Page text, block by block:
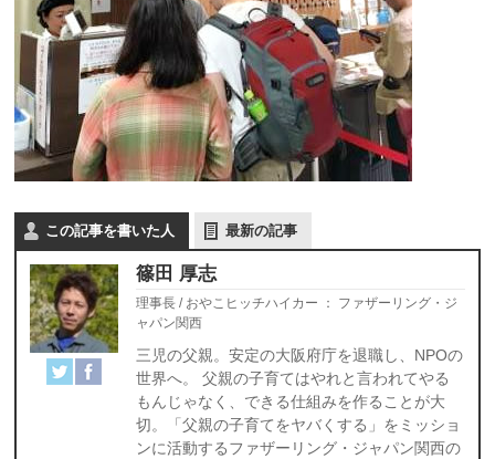
この記事を書いた人 最新の記事
篠田 厚志
理事長 / おやこヒッチハイカー ： ファザーリング・ジ
ャパン関西
三児の父親。安定の大阪府庁を退職し、NPOの
世界へ。 父親の子育てはやれと言われてやる
もんじゃなく、できる仕組みを作ることが大
切。「父親の子育てをヤバくする」をミッショ
ンに活動するファザーリング・ジャパン関西の